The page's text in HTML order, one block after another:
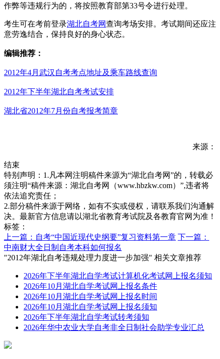
作弊等违规行为的，将按照教育部第33号令进行处理。
考生可在考前登录湖北自考网查询考场安排。考试期间还应注
意劳逸结合，保持良好的身心状态。
编辑推荐：
2012年4月武汉自考考点地址及乘车路线查询
2012年下半年湖北自考考试安排
湖北省2012年7月份自考报考简章
来源：
结束
特别声明：1.凡本网注明稿件来源为“湖北自考网”的，转载必
须注明“稿件来源：湖北自考网（www.hbzkw.com）”,违者将
依法追究责任；
2.部分稿件来源于网络，如有不实或侵权，请联系我们沟通解
决。最新官方信息请以湖北省教育考试院及各教育官网为准！
标签：
上一篇：自考“中国近现代史纲要”复习资料第一章 下一篇：
中南财大全日制自考本科如何报名
"2012年湖北自考违规处理力度进一步加强" 相关文章推荐
2026年下半年湖北自学考试计算机化考试网上报名须知
2026年10月湖北自学考试网上报名条件
2026年10月湖北自学考试网上报名时间
2026年10月湖北自学考试网上报名须知
2026年下半年湖北自学考试转考须知
2026年华中农业大学自考非全日制社会助学专业汇总